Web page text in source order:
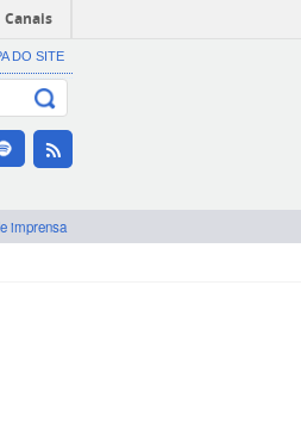
Canais
DO SITE
imprensa